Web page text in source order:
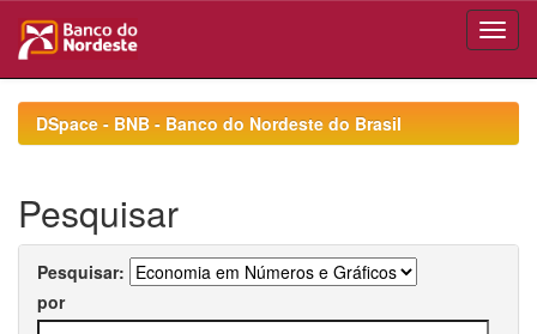
navigationDSpace - BNB - Banco do Nordeste do Brasil
Pesquisar
Pesquisar:
por